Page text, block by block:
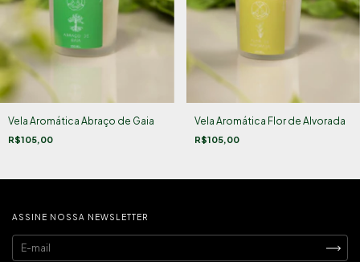
Vela Aromática Abraço de Gaia
R$105,00
Vela Aromática Flor de Alvorada
R$105,00
ASSINE NOSSA NEWSLETTER